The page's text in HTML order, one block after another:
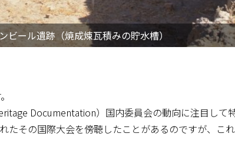
ビール遺跡（焼成煉瓦積みの貯水槽）
Documentation）国内委員会の動向に注目し
たその国際大会を傍聴したことがあるのですが、